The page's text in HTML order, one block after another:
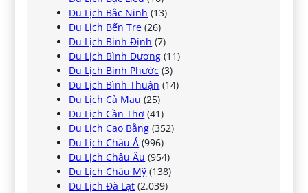
Du Lịch Bắc Ninh (13)
Du Lịch Bến Tre (26)
Du Lịch Bình Định (7)
Du Lịch Bình Dương (11)
Du Lịch Bình Phước (3)
Du Lịch Bình Thuận (14)
Du Lịch Cà Mau (25)
Du Lịch Cần Thơ (41)
Du Lịch Cao Bằng (352)
Du Lịch Châu Á (996)
Du Lịch Châu Âu (954)
Du Lịch Châu Mỹ (138)
Du Lịch Đà Lạt (2.039)